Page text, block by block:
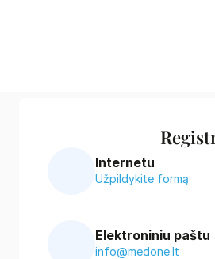
Internetu
Užpildykite formą
Elektroniniu paštu
info@medone.lt